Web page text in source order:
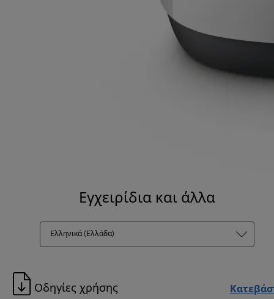
Εγχειρίδια και άλλα
Ελληνικά (Ελλάδα)
Οδηγίες χρήσης